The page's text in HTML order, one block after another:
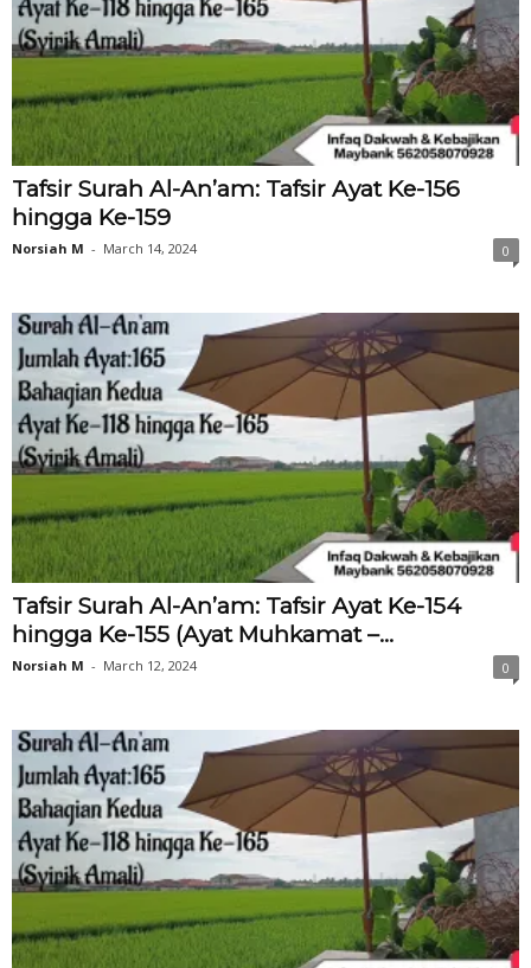
Tafsir Surah Al-An’am: Tafsir Ayat Ke-156
hingga Ke-159
Norsiah M - March 14, 2024 0
Tafsir Surah Al-An’am: Tafsir Ayat Ke-154
hingga Ke-155 (Ayat Muhkamat –...
Norsiah M - March 12, 2024 0